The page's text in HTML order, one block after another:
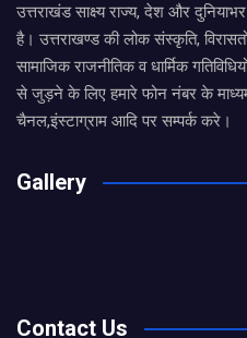
उत्तराखंड साक्ष्य राज्य, देश और
है। उत्तराखण्ड की लोक संस्कृति,
सामाजिक राजनीतिक व धार्मिक
से जुड़ने के लिए हमारे फोन नंबर के
चैनल,इंस्टाग्राम आदि पर सम्पर्क करे।
Gallery
Contact Us